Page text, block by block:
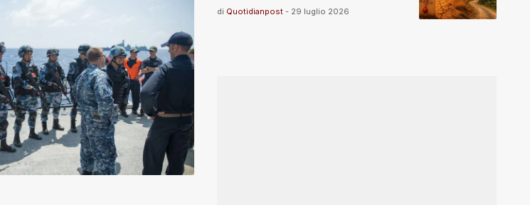
di Quotidianpost - 29 luglio 2026